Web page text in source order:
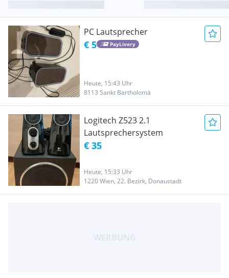
PC Lautsprecher
€ 5 PayLivery
Heute, 15:43 Uhr
8113 Sankt Bartholomä
Logitech Z523 2.1
Lautsprechersystem
€ 35
Heute, 15:33 Uhr
1220 Wien, 22. Bezirk, Donaustadt